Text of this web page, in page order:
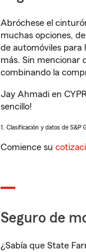
Abróchese el
muchas opciones,
de automóviles para
más. Sin mencionar
combinando la
Jay Ahmadi en
sencillo!
1. Clasificación y datos de S&P
Comience su
Seguro de
¿Sabía que State